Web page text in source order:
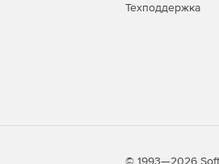
Техподдержка
© 1993—2026